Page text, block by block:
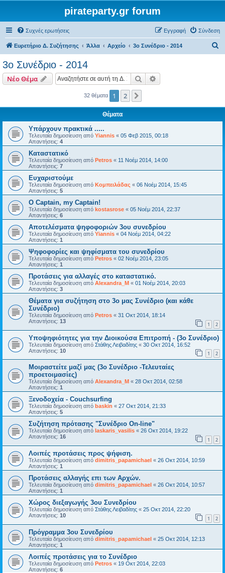
pirateparty.gr forum
Συχνές ερωτήσεις Σύνδεση
Εγγραφή
Ευρετήριο Δ. Συζήτησης Άλλα Αρχείο 3ο Συνέδριο - 2014
3ο Συνέδριο - 2014
Νέο Θέμα Αναζήτηση
32 θέματα 1 2
Θέματα
Υπάρχουν πρακτικά .....
Τελευταία δημοσίευση από Yiannis « 05 Φεβ 2015, 00:18
Απαντήσεις: 4
Καταστατικό
Τελευταία δημοσίευση από Petros « 11 Νοέμ 2014, 14:00
Απαντήσεις: 7
Ευχαριστούμε
Τελευταία δημοσίευση από Κομπειλάδας « 06 Νοέμ 2014, 15:45
Απαντήσεις: 5
O Captain, my Captain!
Τελευταία δημοσίευση από kostasrose « 05 Νοέμ 2014, 22:37
Απαντήσεις: 6
Αποτελέσματα ψηφοφοριών 3ου συνεδρίου
Τελευταία δημοσίευση από Yiannis « 04 Νοέμ 2014, 04:22
Απαντήσεις: 1
Ψηφοφορίες και ψηφίσματα του συνεδρίου
Τελευταία δημοσίευση από Petros « 02 Νοέμ 2014, 23:05
Απαντήσεις: 1
Προτάσεις για αλλαγές στο καταστατικό.
Τελευταία δημοσίευση από Alexandra_M « 01 Νοέμ 2014, 20:03
Απαντήσεις: 3
Θέματα για συζήτηση στο 3ο μας Συνέδριο (και κάθε
Συνέδριο)
Τελευταία δημοσίευση από Petros « 31 Οκτ 2014, 18:14
Απαντήσεις: 13 1 2
Υποψηφιότητες για την Διοικούσα Επιτροπή - (3ο Συνέδριο)
Τελευταία δημοσίευση από Στάθης Λειβαδίτης « 30 Οκτ 2014, 16:52
Απαντήσεις: 10 1 2
Μοιραστείτε μαζί μας (3ο Συνέδριο -Τελευταίες
προετοιμασίες)
Τελευταία δημοσίευση από Alexandra_M « 28 Οκτ 2014, 02:58
Απαντήσεις: 1
Ξενοδοχεία - Couchsurfing
Τελευταία δημοσίευση από baskin « 27 Οκτ 2014, 21:33
Απαντήσεις: 5
Συζήτηση πρότασης "Συνέδριο On-line"
Τελευταία δημοσίευση από laskaris_vasilis « 26 Οκτ 2014, 19:22
Απαντήσεις: 16 1 2
Λοιπές προτάσεις προς ψήφιση.
Τελευταία δημοσίευση από dimitris_papamichael « 26 Οκτ 2014, 10:59
Απαντήσεις: 1
Προτάσεις αλλαγής επι των Αρχών.
Τελευταία δημοσίευση από dimitris_papamichael « 26 Οκτ 2014, 10:57
Απαντήσεις: 1
Χώρος διεξαγωγής 3ου Συνεδρίου
Τελευταία δημοσίευση από Στάθης Λειβαδίτης « 25 Οκτ 2014, 22:20
Απαντήσεις: 10 1 2
Πρόγραμμα 3ου Συνεδρίου
Τελευταία δημοσίευση από dimitris_papamichael « 25 Οκτ 2014, 12:13
Απαντήσεις: 1
Λοιπές προτάσεις για το Συνέδριο
Τελευταία δημοσίευση από Petros « 19 Οκτ 2014, 22:03
Απαντήσεις: 6